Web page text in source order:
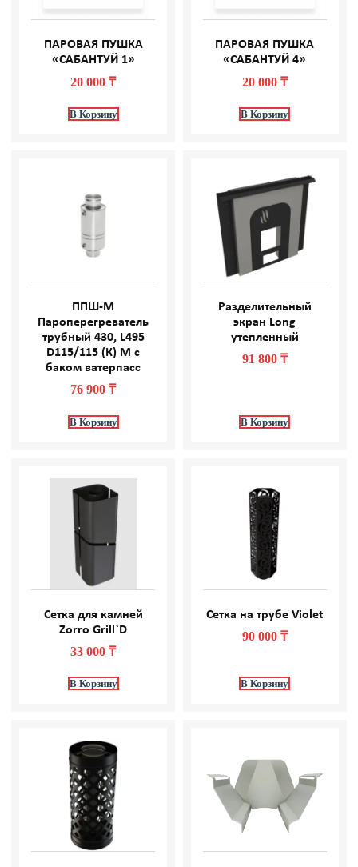
ПАРОВАЯ ПУШКА
«САБАНТУЙ 1»
20 000₸
В Корзину
ПАРОВАЯ ПУШКА
«САБАНТУЙ 4»
20 000 ₸
В Корзину
ППШ-М
Пароперегреватель
трубный 430, L495
D115/115 (К) М с
баком ватерпасс
76 900₸
В Корзину
Разделительный
экран Long
утепленный
91 800 ₸
В Корзину
Сетка для камней
Zorro Grill`D
33 000₸
В Корзину
Сетка на трубе Violet
90 000 ₸
В Корзину